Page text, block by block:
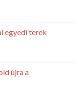
egyedi terek
újra a